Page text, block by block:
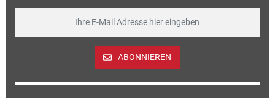
ABONNIEREN